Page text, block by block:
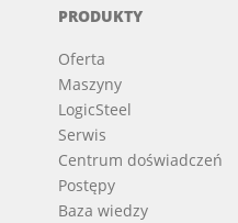
PRODUKTY
Oferta
Maszyny
LogicSteel
Serwis
Centrum doświadczeń
Postępy
Baza wiedzy